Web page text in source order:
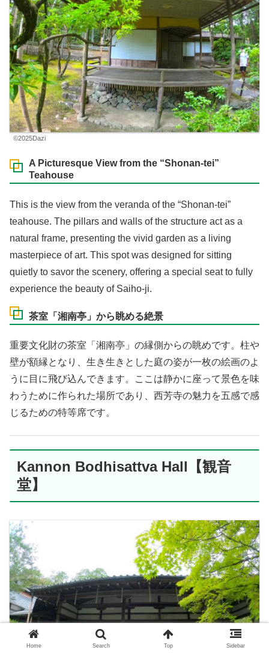
©2025Dazi
A Picturesque View from the “Shonan-tei”
Teahouse
This is the view from the veranda of the “Shonan-tei”
teahouse. The pillars and walls of the structure act as a
natural frame, presenting the vivid garden as a living
masterpiece of art. This spot was designed for sitting
quietly to savor the scenery, offering a special seat to fully
experience the beauty of Saiho-ji.
茶室「湘南亭」から眺める絶景
重要文化財の茶室「湘南亭」の縁側からの眺めです。柱や
壁が額縁となり、生き生きとした庭の姿が一枚の絵画のよ
うに目に飛び込んできます。ここは静かに座って景色を味
わうために作られた場所であり、西芳寺の魅力を五感で感
じるための特等席です。
Kannon Bodhisattva Hall【観音
堂】
Home Search Top Sidebar